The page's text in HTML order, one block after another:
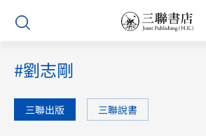
Skip
content
#劉志剛
三聯出版 三聯說書